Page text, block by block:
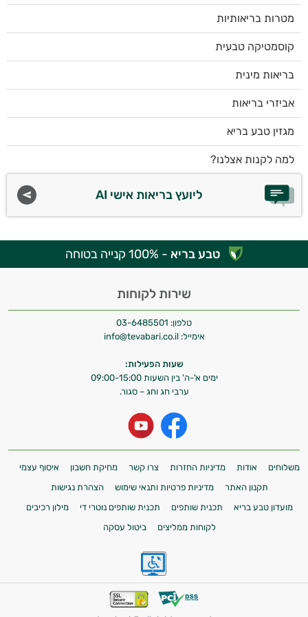
מטרות בריאותיות
קוסמטיקה טבעית
בריאות מינית
אביזרי בריאות
מגזין טבע בריא
למה לקנות אצלנו?
ליועץ בריאות אישי AI
טבע בריא - 100% קנייה בטוחה
שירות לקוחות
טלפון: 03-6485501
אימייל: info@tevabari.co.il
שעות הפעילות:
ימים א'-ה' בין השעות 09:00-15:00
ערבי חג וחג – סגור.
משלוחים אודות מדיניות החזרות צרו קשר מחיקת חשבון
איסוף עצמי
תקנון האתר
מדיניות פרטיות ותנאי שימוש
הצהרת נגישות
מועדון טבע בריא
תכנית שותפים תכנית שותפים נוטרי די
מילון רכיבים
לקוחות ממליצים
ביטול עסקה